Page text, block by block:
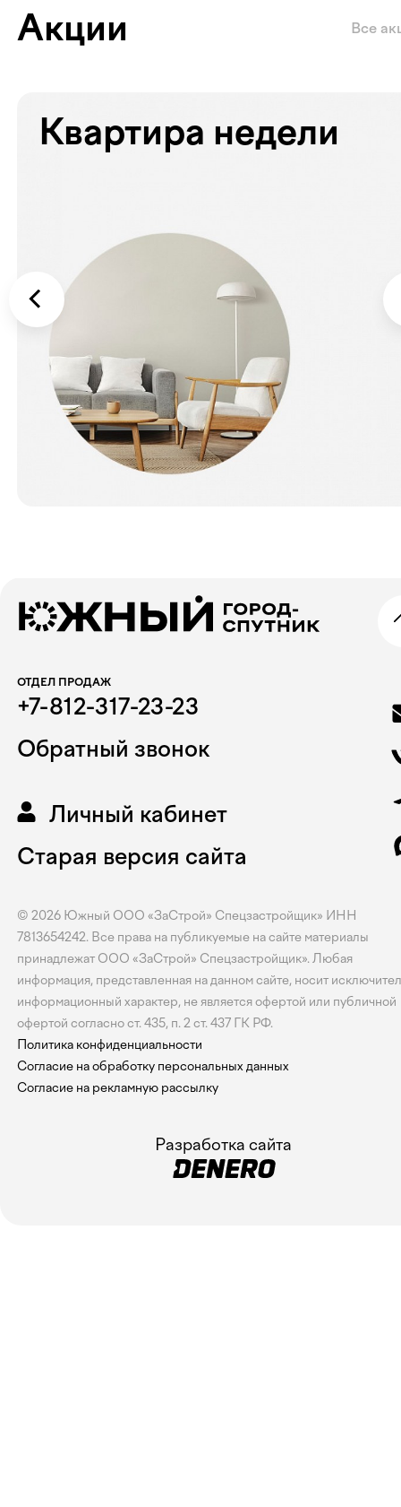
Все
Акции
Квартира недели
ОТДЕЛ ПРОДАЖ
+7-812-317-23-23
Обратный звонок
Личный кабинет
Старая версия сайта
© 2026 Южный ООО «ЗаСтрой» Спецзастройщик» ИНН
7813654242. Все права на публикуемые на сайте материалы
принадлежат ООО «ЗаСтрой» Спецзастройщик». Любая
информация, представленная на данном сайте, носит
информационный характер, не является офертой или публичной
офертой согласно ст. 435, п. 2 ст. 437 ГК РФ.
Политика конфиденциальности
Согласие на обработку персональных данных
Согласие на рекламную рассылку
Разработка сайта